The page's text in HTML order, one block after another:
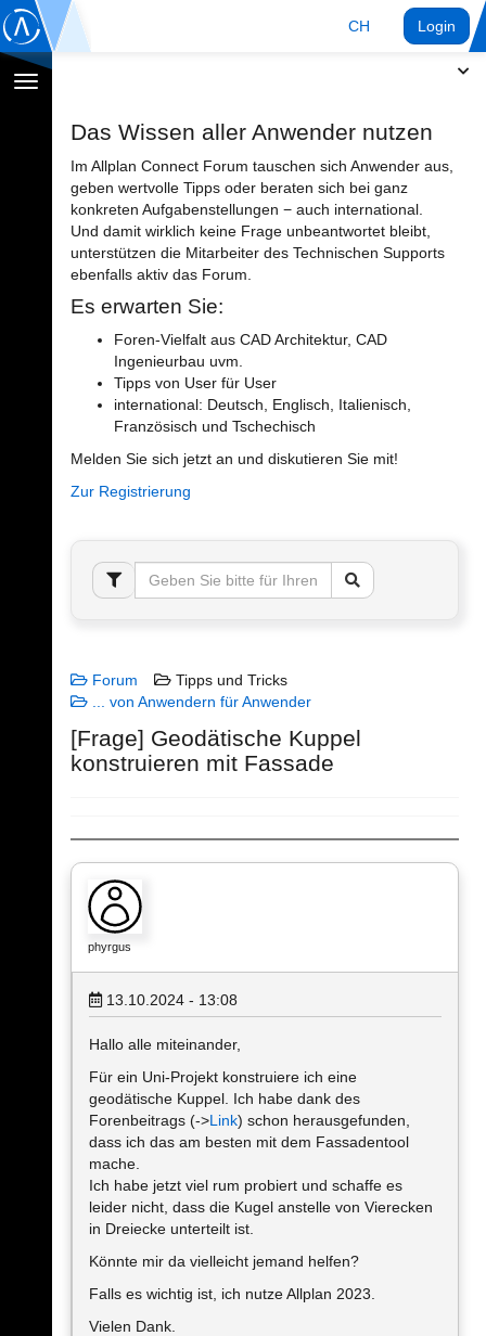
CH Login
Navigation
Das Wissen aller Anwender nutzen
Im Allplan Connect Forum tauschen sich Anwender aus,
geben wertvolle Tipps oder beraten sich bei ganz
konkreten Aufgabenstellungen − auch international.
Und damit wirklich keine Frage unbeantwortet bleibt,
unterstützen die Mitarbeiter des Technischen Supports
ebenfalls aktiv das Forum.
Es erwarten Sie:
Foren-Vielfalt aus CAD Architektur, CAD
Ingenieurbau uvm.
Tipps von User für User
international: Deutsch, Englisch, Italienisch,
Französisch und Tschechisch
Melden Sie sich jetzt an und diskutieren Sie mit!
Zur Registrierung
Forum
Tipps und Tricks
... von Anwendern für Anwender
[Frage] Geodätische Kuppel
konstruieren mit Fassade
phyrgus
13.10.2024 - 13:08
Hallo alle miteinander,
Für ein Uni-Projekt konstruiere ich eine
geodätische Kuppel. Ich habe dank des
Forenbeitrags (->Link) schon herausgefunden,
dass ich das am besten mit dem Fassadentool
mache.
Ich habe jetzt viel rum probiert und schaffe es
leider nicht, dass die Kugel anstelle von Vierecken
in Dreiecke unterteilt ist.
Könnte mir da vielleicht jemand helfen?
Falls es wichtig ist, ich nutze Allplan 2023.
Vielen Dank.